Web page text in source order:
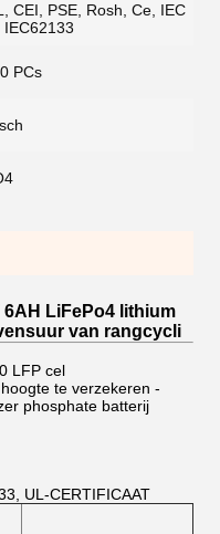
CEI, PSE, Rosh, Ce, IEC
PCs
6AH LiFePo4 lithium
van rangcycli
LFP cel
te verzekeren -
phosphate batterij
UL-CERTIFICAAT